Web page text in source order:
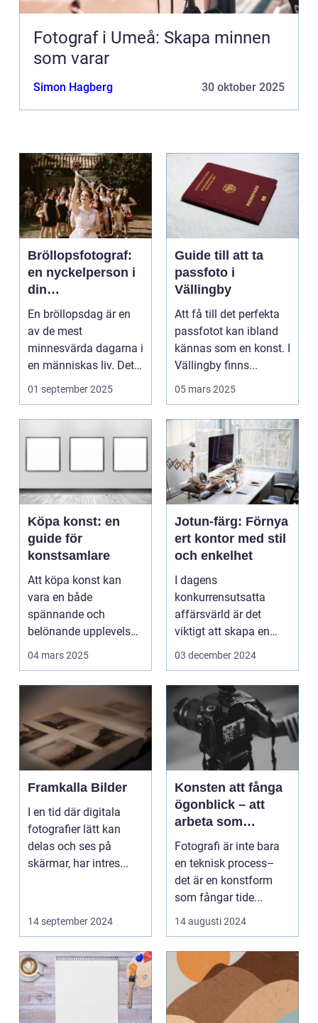
Fotograf i Umeå: Skapa minnen
som varar
Simon Hagberg 30 oktober 2025
Bröllopsfotograf:
en nyckelperson i
din
bröllopsberättelse
En bröllopsdag är en
av de mest
minnesvärda dagarna i
en människas liv. Det
&aum...
01 september 2025
Guide till att ta
passfoto i
Vällingby
Att få till det perfekta
passfotot kan ibland
kännas som en konst. I
Vällingby finns...
05 mars 2025
Köpa konst: en
guide för
konstsamlare
Att köpa konst kan
vara en både
spännande och
belönande upplevelse.
Det handlar...
04 mars 2025
Jotun-färg: Förnya
ert kontor med stil
och enkelhet
I dagens
konkurrensutsatta
affärsvärld är det
viktigt att skapa en
arbetsmiljö s...
03 december 2024
Framkalla Bilder
I en tid där digitala
fotografier lätt kan
delas och ses på
skärmar, har intres...
14 september 2024
Konsten att fånga
ögonblick – att
arbeta som
fotograf i
Norrköping
Fotografi är inte bara
en teknisk process–
det är en konstform
som fångar tide...
14 augusti 2024